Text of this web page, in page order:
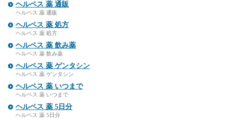
ヘルペス 薬 通販
ヘルペス 薬 通販
ヘルペス 薬 処方
ヘルペス 薬 処方
ヘルペス 薬 飲み薬
ヘルペス 薬 飲み薬
ヘルペス 薬 ゲンタシン
ヘルペス 薬 ゲンタシン
ヘルペス 薬 いつまで
ヘルペス 薬 いつまで
ヘルペス 薬 5日分
ヘルペス 薬 5日分